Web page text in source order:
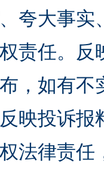
夸大事
责任。
，如有
映投诉
法律责